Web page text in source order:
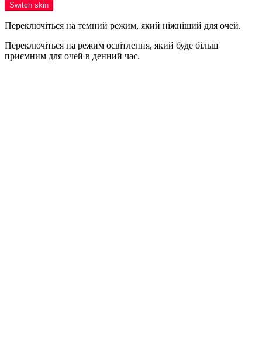
Switch skin
Переключіться на темний режим, який ніжніший для очей.
Переключіться на режим освітлення, який буде більш
приємним для очей в денний час.